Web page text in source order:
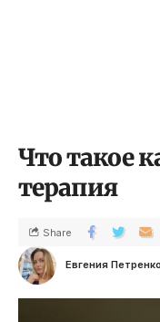
Что такое
терапия
Евгения Петренко
Share